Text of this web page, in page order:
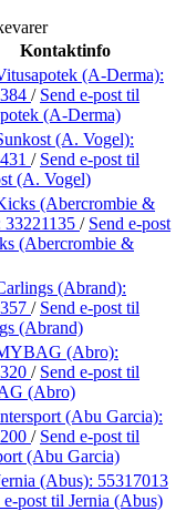
Kontaktinfo
(A-Derma):
/ Send e-post til
(A-Derma)
(A. Vogel):
/ Send e-post til
(A. Vogel)
(Abercrombie &
33221135 / Send e-post
(Abercrombie &
(Abrand):
/ Send e-post til
(Abrand)
(Abro):
/ Send e-post til
(Abro)
(Abu Garcia):
/ Send e-post til
(Abu Garcia)
(Abus): 55317013
e-post til Jernia (Abus)